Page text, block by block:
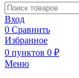
Вход
0 Сравнить
Избранное
0 пунктов 0 ₽
Меню